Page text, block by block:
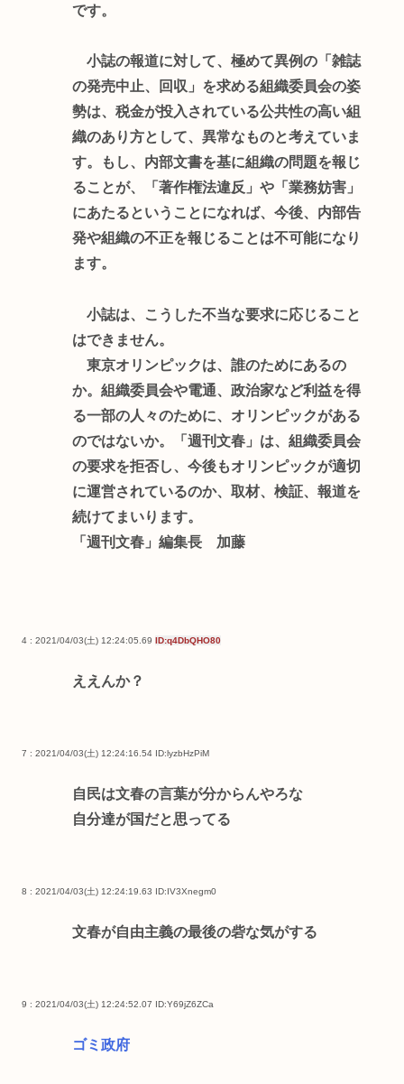
です。
小誌の報道に対して、極めて異例の「雑誌
の発売中止、回収」を求める組織委員会の姿
勢は、税金が投入されている公共性の高い組
織のあり方として、異常なものと考えていま
す。もし、内部文書を基に組織の問題を報じ
ることが、「著作権法違反」や「業務妨害」
にあたるということになれば、今後、内部告
発や組織の不正を報じることは不可能になり
ます。
小誌は、こうした不当な要求に応じること
はできません。
東京オリンピックは、誰のためにあるの
か。組織委員会や電通、政治家など利益を得
る一部の人々のために、オリンピックがある
のではないか。「週刊文春」は、組織委員会
の要求を拒否し、今後もオリンピックが適切
に運営されているのか、取材、検証、報道を
続けてまいります。
「週刊文春」編集長 加藤
4 : 2021/04/03(土) 12:24:05.69 ID:q4DbQHO80
ええんか？
7 : 2021/04/03(土) 12:24:16.54 ID:lyzbHzPiM
自民は文春の言葉が分からんやろな
自分達が国だと思ってる
8 : 2021/04/03(土) 12:24:19.63 ID:IV3Xnegm0
文春が自由主義の最後の砦な気がする
9 : 2021/04/03(土) 12:24:52.07 ID:Y69jZ6ZCa
ゴミ政府